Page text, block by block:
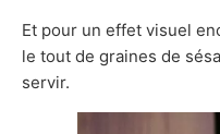
Et pour un effet visuel
le tout de graines de
servir.